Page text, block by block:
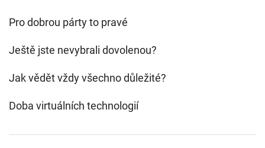
Pro dobrou párty to pravé
Ještě jste nevybrali dovolenou?
Jak vědět vždy všechno důležité?
Doba virtuálních technologií